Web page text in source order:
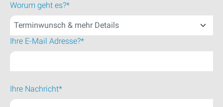
Worum geht es?*
Ihre E-Mail Adresse?*
Ihre Nachricht*